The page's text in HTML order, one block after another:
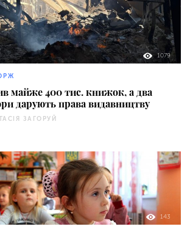
1079
майже 400 тис. книжок, а два
дарують права видавництву
ЗАГОРУЙ
143